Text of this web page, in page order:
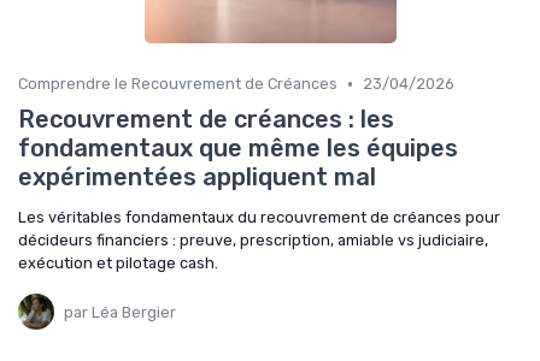
Comprendre le Recouvrement de Créances • 23/04/2026
Recouvrement de créances : les
fondamentaux que même les équipes
expérimentées appliquent mal
Les véritables fondamentaux du recouvrement de créances pour
décideurs financiers : preuve, prescription, amiable vs judiciaire,
exécution et pilotage cash.
par Léa Bergier